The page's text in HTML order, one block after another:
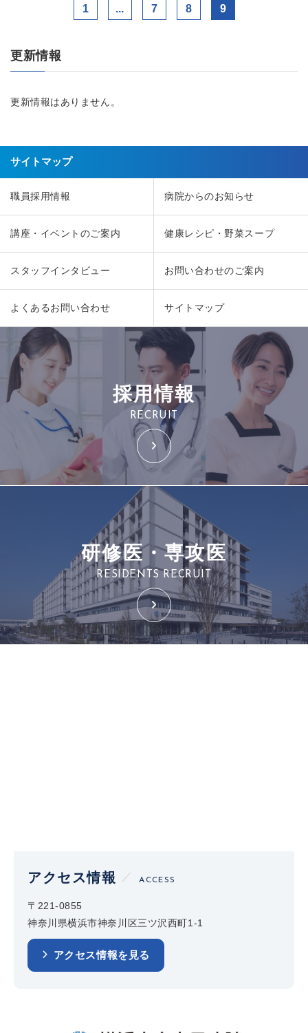
1 ... 7 8 9
更新情報
更新情報はありません。
サイトマップ
職員採用情報 病院からのお知らせ
講座・イベントのご案内 健康レシピ・野菜スープ
スタッフインタビュー お問い合わせのご案内
よくあるお問い合わせ サイトマップ
採用情報
RECRUIT
研修医・専攻医
RESIDENTS RECRUIT
アクセス情報 ACCESS
〒221-0855
神奈川県横浜市神奈川区三ツ沢西町1-1
アクセス情報を見る